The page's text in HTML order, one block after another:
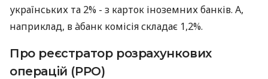
українських та 2% - з карток іноземних банків. А,
наприклад, в àбанк комісія складає 1,2%.
Про реєстратор розрахункових
операцій (РРО)